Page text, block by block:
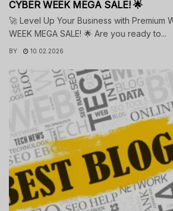
CYBER WEEK MEGA SALE! 🌟
🚀 Level Up Your Business with Premium
WEEK MEGA SALE! 🌟 Are you ready to...
BY 10.02.2026